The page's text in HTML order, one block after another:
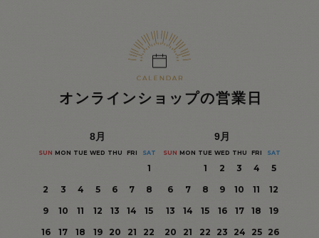
オンラインショップの営業日
8月
SUN MON TUE WED THU FRI SAT
1
2
3 4 5 6 7
8
9
10 11 12 13 14
15
16
17 18 19 20 21
22
9月
SUN MON TUE WED THU FRI SAT
1 2 3 4
5
6
7 8 9 10 11
12
13
14 15 16 17 18
19
20
21 22 23 24 25
26